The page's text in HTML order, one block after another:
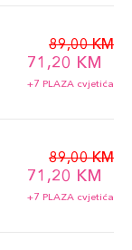
89,00 KM
71,20 KM
+7 PLAZA cvjetića
89,00 KM
71,20 KM
+7 PLAZA cvjetića